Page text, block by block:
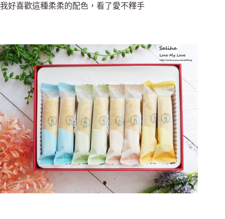
我好喜歡這種柔柔的配色，看了愛不釋手